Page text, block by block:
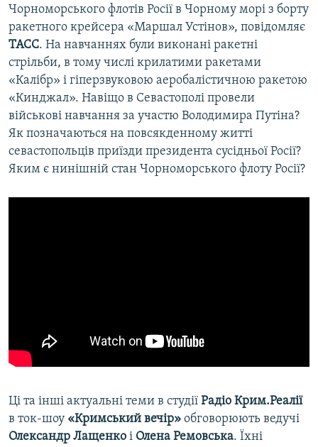
Усі сайти RFE/RL
Чорноморського флотів Росії в Чорному морі з борту
ракетного крейсера «Маршал Устінов», повідомляє
ТАСС. На навчаннях були виконані ракетні
стрільби, в тому числі крилатими ракетами
«Калібр» і гіперзвуковою аеробалістичною ракетою
«Кинджал». Навіщо в Севастополі провели
військові навчання за участю Володимира Путіна?
Як позначаються на повсякденному житті
севастопольців приїзди президента сусідньої Росії?
Яким є нинішній стан Чорноморського флоту Росії?
Ці та інші актуальні теми в студії Радіо Крим.Реалії
в ток-шоу «Кримський вечір» обговорюють ведучі
Олександр Лащенко і Олена Ремовська. Їхні